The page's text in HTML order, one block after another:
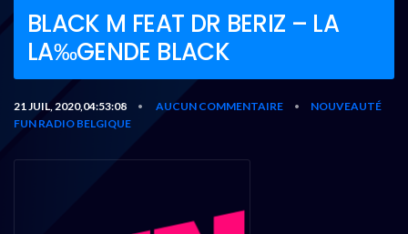
BLACK M FEAT DR BERIZ – LA
LA‰GENDE BLACK
21 JUIL, 2020,04:53:08 • AUCUN COMMENTAIRE •
NOUVEAUTÉ
FUN RADIO BELGIQUE